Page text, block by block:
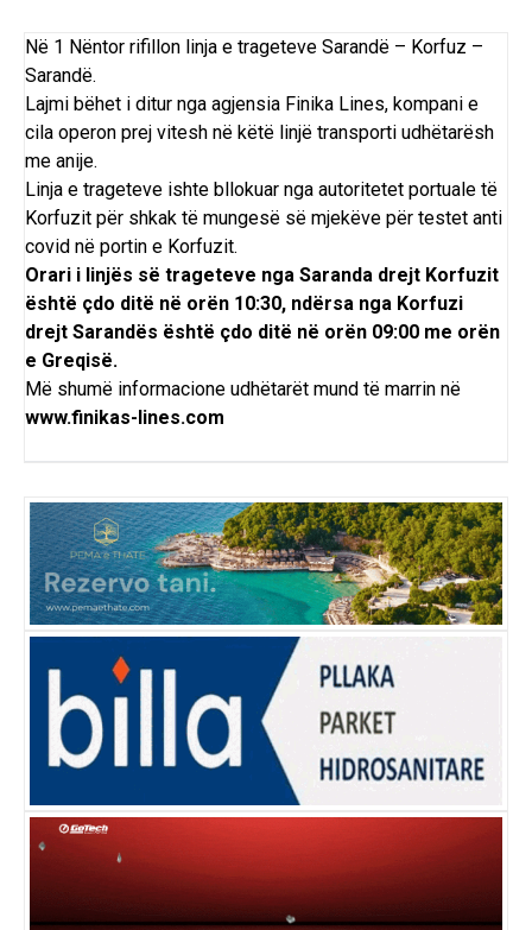
Në 1 Nëntor rifillon linja e trageteve Sarandë – Korfuz –
Sarandë.
Lajmi bëhet i ditur nga agjensia Finika Lines, kompani e
cila operon prej vitesh në këtë linjë transporti udhëtarësh
me anije.
Linja e trageteve ishte bllokuar nga autoritetet portuale të
Korfuzit për shkak të mungesë së mjekëve për testet anti
covid në portin e Korfuzit.
Orari i linjës së trageteve nga Saranda drejt Korfuzit
është çdo ditë në orën 10:30, ndërsa nga Korfuzi
drejt Sarandës është çdo ditë në orën 09:00 me orën
e Greqisë.
Më shumë informacione udhëtarët mund të marrin në
www.finikas-lines.com